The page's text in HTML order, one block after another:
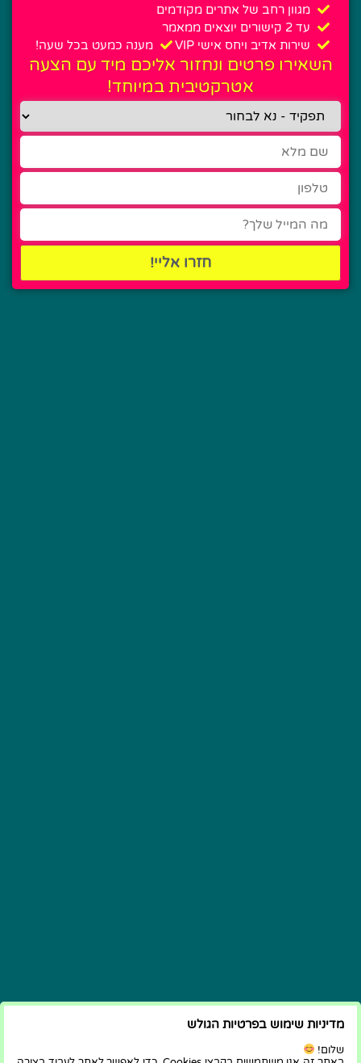
מגוון רחב של אתרים מקודמים
עד 2 קישורים יוצאים ממאמר
שירות אדיב ויחס אישי VIP
מענה כמעט בכל שעה!
השאירו פרטים ונחזור אליכם מיד עם הצעה
אטרקטיבית במיוחד!
חזרו אליי!
מדיניות שימוש בפרטיות הגולש
שלום!